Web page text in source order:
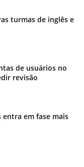
turmas de inglês e
de usuários no
revisão
entra em fase mais